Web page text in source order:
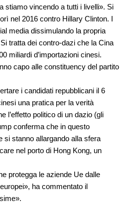
stiamo vincendo a tutti i livelli». Si
nel 2016 contro Hillary Clinton. I
media dissimulando la propria
tratta dei contro-dazi che la Cina
miliardi d’importazioni cinesi.
capo alle constituency del partito
i candidati repubblicani il 6
una pratica per la verità
l’effetto politico di un dazio (gli
conferma che in questo
si stanno allargando alla sfera
nel porto di Hong Kong, un
protegga le aziende Ue dalle
ha commentato il